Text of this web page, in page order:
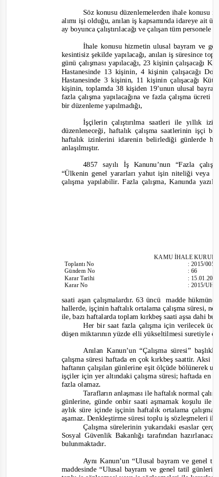
Söz konusu düzenlemelerden ihale konusu
alımı işi olduğu, anılan iş kapsamında idareye ait
ay boyunca çalıştırılacağı ve çalışan tüm
İhale konusu hizmetin ulusal bayram ve
kesintisiz şekilde yapılacağı, anılan iş süresince
günü çalışması yapılacağı, 23 kişinin
Hastanesinde 13 kişinin, 4 kişinin çalışacağı
Hastanesinde 3 kişinin, 11 kişinin çalışacağı
kişinin, toplamda 38 kişiden 19’unun ulusal
fazla çalışma yapılacağına ve fazla çalışma
bir düzenleme yapılmadığı,
İşçilerin çalıştırılma saatleri ile yıllık
düzenleneceği, haftalık çalışma saatlerinin işçi
haftalık izinlerini idarenin belirlediği günlerde
anlaşılmıştır.
4857 sayılı İş Kanunu’nun “Fazla
“Ülkenin genel yararları yahut işin niteliği veya
çalışma yapılabilir. Fazla çalışma, Kanunda
KAMU İHALE
ToplantıNo
Gündem No
Karar Tarihi
Karar No
:2015/005
:66
:
:2015/
saati aşan çalışmalardır. 63 üncü
madde hükmüne
hallerde, işçinin haftalık ortalama çalışma süresi,
ile, bazı haftalarda toplam kırkbeş saati aşsa dahi
Her bir saat fazla çalışma için verilecek
düşen miktarının yüzde elli yükseltilmesi suretiyle
Anılan Kanun’un “Çalışma süresi”
çalışma süresi haftada en çok kırkbeş saattir. Aksi
haftanın çalışılan günlerine eşit ölçüde bölünerek
işçiler için yer altındaki çalışma süresi; haftada en
fazla olamaz.
Tarafların anlaşması ile haftalık normal
günlerine, günde onbir saati aşmamak koşulu
aylık süre içinde işçinin haftalık ortalama
aşamaz. Denkleştirme süresi toplu iş sözleşmeleri
Çalışma sürelerinin yukarıdaki esaslar
Sosyal Güvenlik Bakanlığı tarafından
bulunmaktadır.
Aynı Kanun’un “Ulusal bayram ve genel
maddesinde“Ulusal bayram ve genel tatil